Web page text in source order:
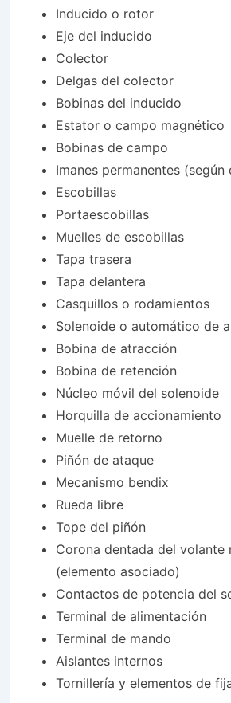
Inducido o rotor
Eje del inducido
Colector
Delgas del colector
Bobinas del inducido
Estator o campo magnético
Bobinas de campo
Imanes permanentes (según
Escobillas
Portaescobillas
Muelles de escobillas
Tapa trasera
Tapa delantera
Casquillos o rodamientos
Solenoide o automático de
Bobina de atracción
Bobina de retención
Núcleo móvil del solenoide
Horquilla de accionamiento
Muelle de retorno
Piñón de ataque
Mecanismo bendix
Rueda libre
Tope del piñón
Corona dentada del volante
(elemento asociado)
Contactos de potencia del
Terminal de alimentación
Terminal de mando
Aislantes internos
Tornillería y elementos de